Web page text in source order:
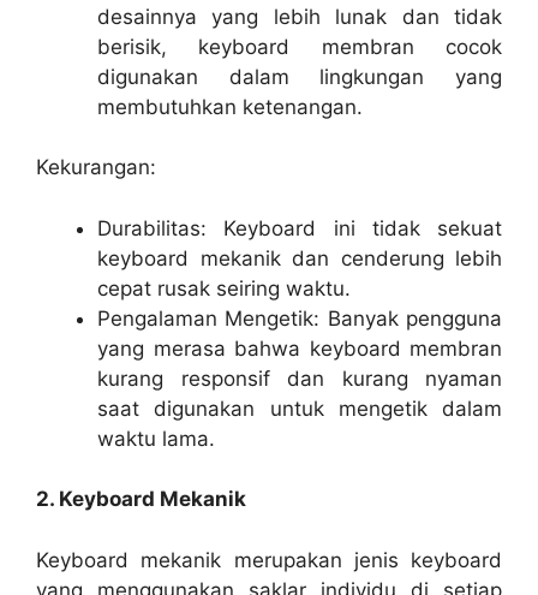
desainnya yang lebih lunak dan tidak
berisik, keyboard membran cocok
digunakan dalam lingkungan yang
membutuhkan ketenangan.
Kekurangan:
Durabilitas: Keyboard ini tidak sekuat
keyboard mekanik dan cenderung lebih
cepat rusak seiring waktu.
Pengalaman Mengetik: Banyak pengguna
yang merasa bahwa keyboard membran
kurang responsif dan kurang nyaman
saat digunakan untuk mengetik dalam
waktu lama.
2. Keyboard Mekanik
Keyboard mekanik merupakan jenis keyboard
yang menggunakan saklar individu di setiap